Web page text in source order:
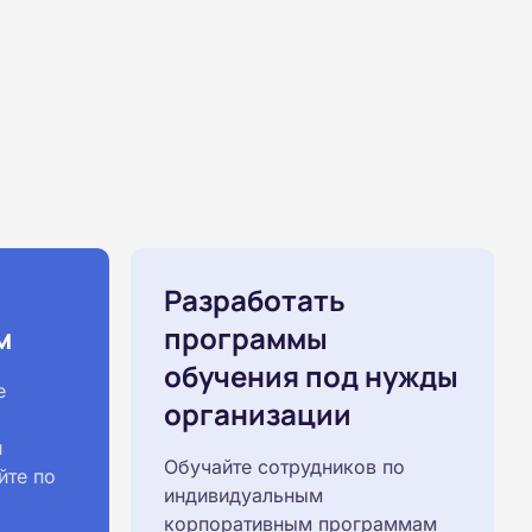
по
Разработать
программы
обучения под нужды
организации
Обучайте сотрудников по
индивидуальным
корпоративным программам